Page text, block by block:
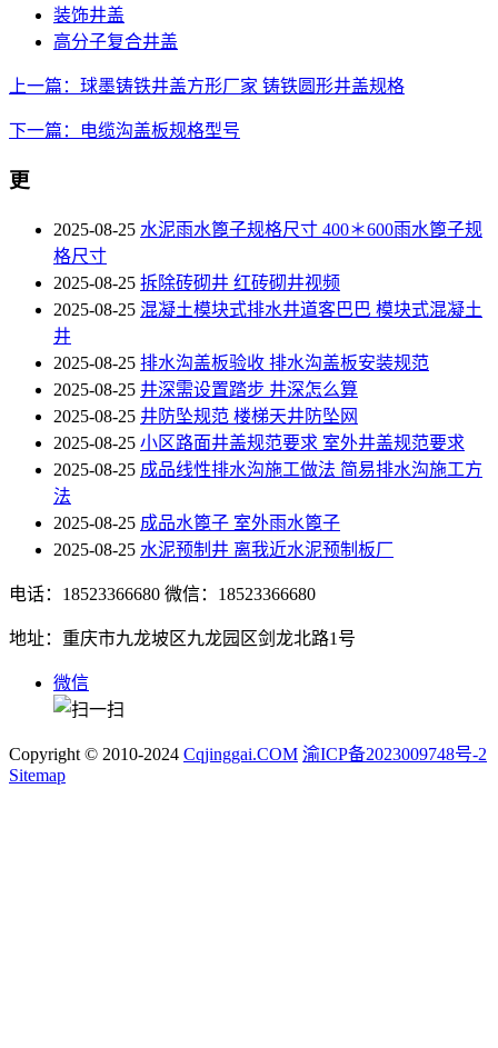
装饰井盖
高分子复合井盖
上一篇：球墨铸铁井盖方形厂家 铸铁圆形井盖规格
下一篇：电缆沟盖板规格型号
更
2025-08-25 水泥雨水篦子规格尺寸 400＊600雨水篦子规
格尺寸
2025-08-25 拆除砖砌井 红砖砌井视频
2025-08-25 混凝土模块式排水井道客巴巴 模块式混凝土
井
2025-08-25 排水沟盖板验收 排水沟盖板安装规范
2025-08-25 井深需设置踏步 井深怎么算
2025-08-25 井防坠规范 楼梯天井防坠网
2025-08-25 小区路面井盖规范要求 室外井盖规范要求
2025-08-25 成品线性排水沟施工做法 简易排水沟施工方
法
2025-08-25 成品水篦子 室外雨水篦子
2025-08-25 水泥预制井 离我近水泥预制板厂
电话：18523366680 微信：18523366680
地址：重庆市九龙坡区九龙园区剑龙北路1号
微信
Copyright © 2010-2024 Cqjinggai.COM 渝ICP备2023009748号-2
Sitemap